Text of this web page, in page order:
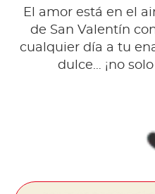
El amor está en el
de San Valentín
cualquier día a tu
dulce… ¡no